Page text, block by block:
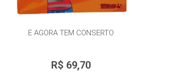
E AGORA TEM CONSERTO
R$ 69,70